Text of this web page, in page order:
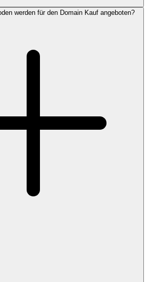
werden für den Domain Kauf angeboten?